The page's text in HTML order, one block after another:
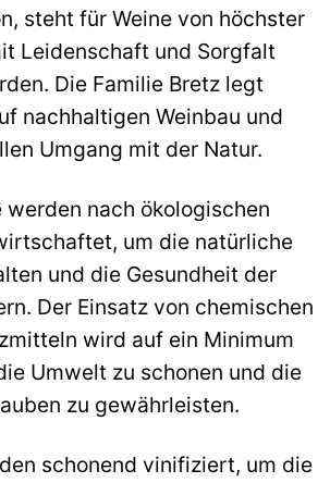
steht für Weine von höchster
Leidenschaft und Sorgfalt
Die Familie Bretz legt
nachhaltigen Weinbau und
Umgang mit der Natur.
werden nach ökologischen
um die natürliche
und die Gesundheit der
Der Einsatz von chemischen
wird auf ein Minimum
Umwelt zu schonen und die
zu gewährleisten.
schonend vinifiziert, um die